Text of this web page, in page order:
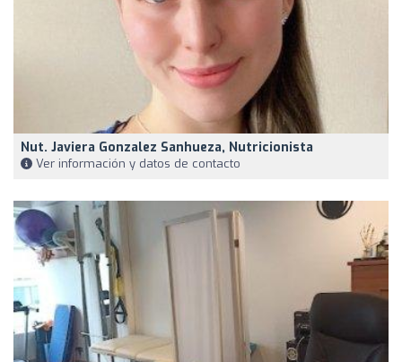
Nut. Javiera Gonzalez Sanhueza, Nutricionista
Ver información y datos de contacto